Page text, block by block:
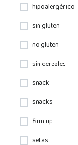
hipoalergénico
sin gluten
no gluten
sin cereales
snack
snacks
firm up
setas